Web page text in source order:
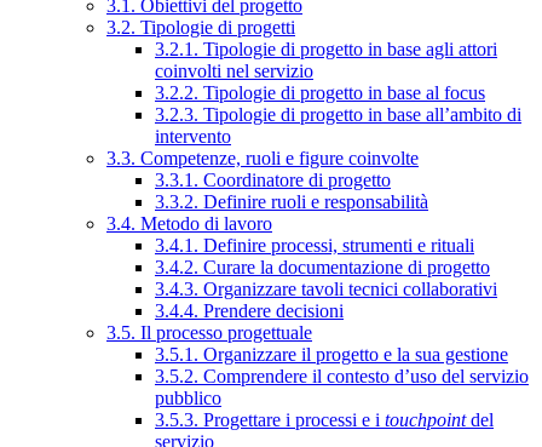
3.1. Obiettivi del progetto
3.2. Tipologie di progetti
3.2.1. Tipologie di progetto in base agli attori
coinvolti nel servizio
3.2.2. Tipologie di progetto in base al focus
3.2.3. Tipologie di progetto in base all’ambito di
intervento
3.3. Competenze, ruoli e figure coinvolte
3.3.1. Coordinatore di progetto
3.3.2. Definire ruoli e responsabilità
3.4. Metodo di lavoro
3.4.1. Definire processi, strumenti e rituali
3.4.2. Curare la documentazione di progetto
3.4.3. Organizzare tavoli tecnici collaborativi
3.4.4. Prendere decisioni
3.5. Il processo progettuale
3.5.1. Organizzare il progetto e la sua gestione
3.5.2. Comprendere il contesto d’uso del servizio
pubblico
3.5.3. Progettare i processi e i touchpointdel
servizio